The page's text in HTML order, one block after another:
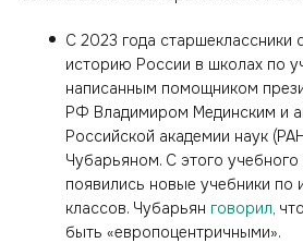
С 2023 года старшеклассники
историю России в школах по
написанным помощником
РФ Владимиром Мединским и
Российской академии наук
Чубарьяном. С этого
появились новые учебники по
классов. Чубарьян говорил,
быть «европоцентричными».